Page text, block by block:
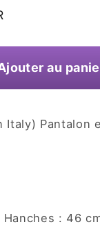
au
Italy) Pantalon
: 46